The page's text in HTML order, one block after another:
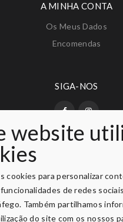
website
cookies para personalizar
de redes
Também partilhamos
do site com os nossos
A MINHA CONTA
Os Meus Dados
Encomendas
SIGA-NOS
PAGAMENTO SEGURO